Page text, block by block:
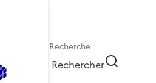
Rechercher